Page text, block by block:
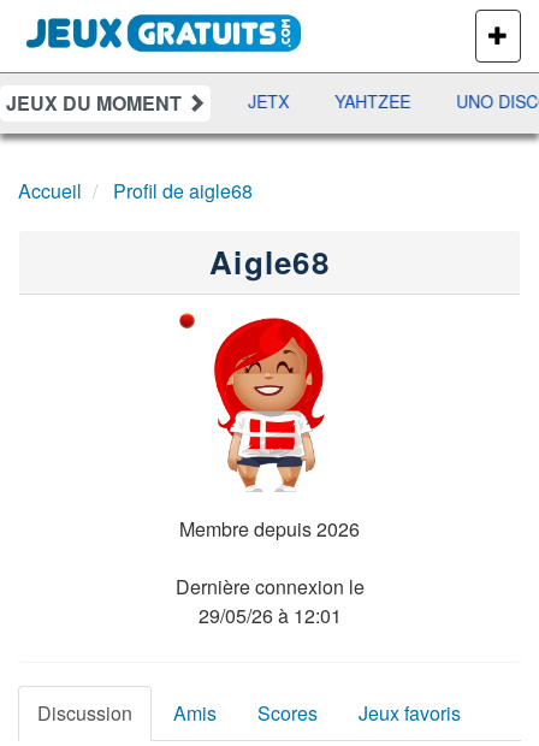
PLUS
DE
JEUX
JEUX DU MOMENT
DAMES RAMI JETX YAHTZEE UNO
Accueil Profil de aigle68
Aigle68
Membre depuis 2026
Dernière connexion le
29/05/26 à 12:01
Discussion Amis Scores Jeux favoris